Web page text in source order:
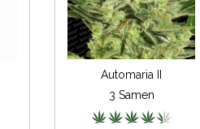
Automaria II
3 Samen